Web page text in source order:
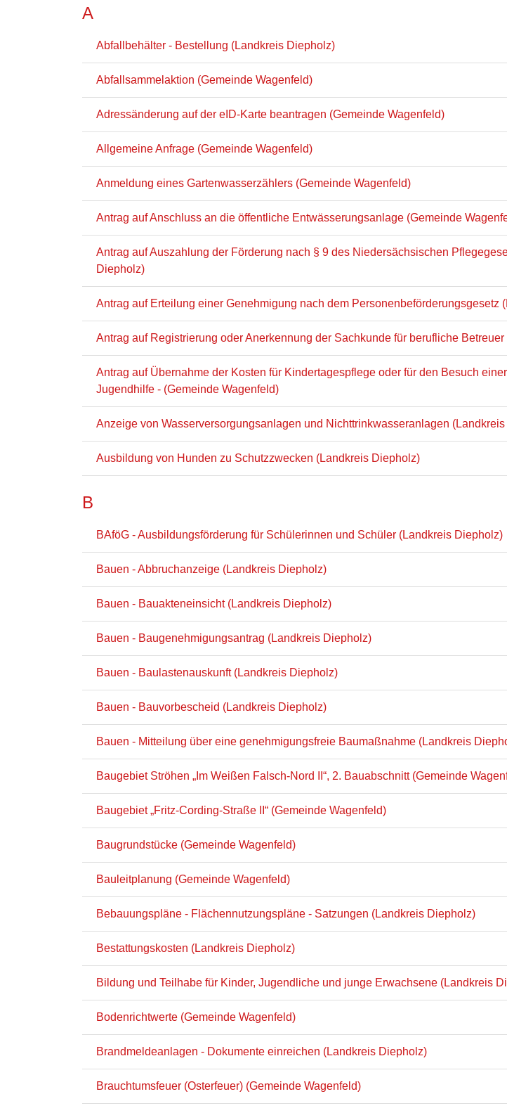
A
Abfallbehälter - Bestellung (Landkreis Diepholz)
Abfallsammelaktion (Gemeinde Wagenfeld)
Adressänderung auf der eID-Karte beantragen (Gemeinde Wagenfeld)
Allgemeine Anfrage (Gemeinde Wagenfeld)
Anmeldung eines Gartenwasserzählers (Gemeinde Wagenfeld)
Antrag auf Anschluss an die öffentliche Entwässerungsanlage (Gemeinde
Antrag auf Auszahlung der Förderung nach § 9 des Niedersächsischen
Diepholz)
Antrag auf Erteilung einer Genehmigung nach dem Personenbeförderungsgesetz
Antrag auf Registrierung oder Anerkennung der Sachkunde für berufliche
Antrag auf Übernahme der Kosten für Kindertagespflege oder für den Besuch
Jugendhilfe - (Gemeinde Wagenfeld)
Anzeige von Wasserversorgungsanlagen und Nichttrinkwasseranlagen
Ausbildung von Hunden zu Schutzzwecken (Landkreis Diepholz)
B
BAföG - Ausbildungsförderung für Schülerinnen und Schüler (Landkreis Diepholz)
Bauen - Abbruchanzeige (Landkreis Diepholz)
Bauen - Bauakteneinsicht (Landkreis Diepholz)
Bauen - Baugenehmigungsantrag (Landkreis Diepholz)
Bauen - Baulastenauskunft (Landkreis Diepholz)
Bauen - Bauvorbescheid (Landkreis Diepholz)
Bauen - Mitteilung über eine genehmigungsfreie Baumaßnahme (Landkreis
Baugebiet Ströhen „Im Weißen Falsch-Nord II“, 2. Bauabschnitt (Gemeinde
Baugebiet „Fritz-Cording-Straße II“ (Gemeinde Wagenfeld)
Baugrundstücke (Gemeinde Wagenfeld)
Bauleitplanung (Gemeinde Wagenfeld)
Bebauungspläne - Flächennutzungspläne - Satzungen (Landkreis Diepholz)
Bestattungskosten (Landkreis Diepholz)
Bildung und Teilhabe für Kinder, Jugendliche und junge Erwachsene (Landkreis
Bodenrichtwerte (Gemeinde Wagenfeld)
Brandmeldeanlagen - Dokumente einreichen (Landkreis Diepholz)
Brauchtumsfeuer (Osterfeuer) (Gemeinde Wagenfeld)